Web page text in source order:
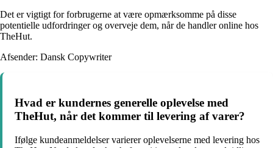
Det er vigtigt for forbrugerne at være opmærksomme på disse
potentielle udfordringer og overveje dem, når de handler online hos
TheHut.
Afsender: Dansk Copywriter
Hvad er kundernes generelle oplevelse med
TheHut, når det kommer til levering af varer?
Ifølge kundeanmeldelser varierer oplevelserne med levering hos